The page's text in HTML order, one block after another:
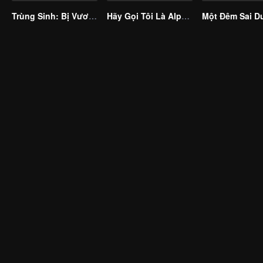
Trùng Sinh: Bị Vương Phi Phụ Bạc Hãy Gọi Tôi Là Alpha (Bản Tiếng Tây Ban Nha) Một Đêm Sai